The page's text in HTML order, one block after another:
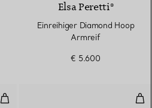
Elsa Peretti®
Einreihiger Diamond Hoop
Armreif
€ 5.600
Schlangenring in Gelbgold mit